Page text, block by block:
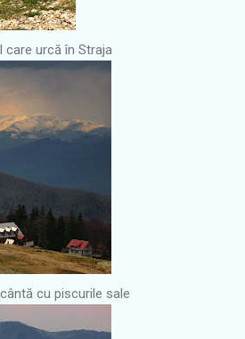
care urcă în Straja
cu piscurile sale